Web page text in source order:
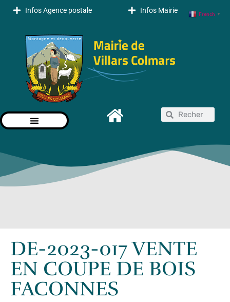
Infos Agence postale Infos Mairie
FACONNES
DE-2023-017 VENTE
EN COUPE DE BOIS
FACONNES
French ▼